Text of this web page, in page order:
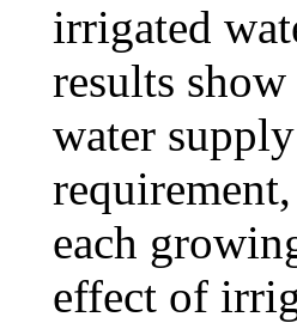
irrigated
results
water
each
effect of